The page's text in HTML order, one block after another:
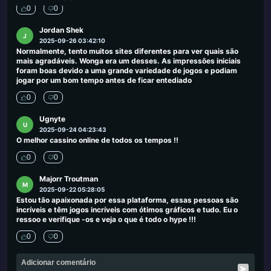
0 0
J
Jordan Shek
2025-09-26 03:42:10
Normalmente, tento muitos sites diferentes para ver quais são
mais agradáveis. Wonga era um desses. As impressões iniciais
foram boas devido a uma grande variedade de jogos e podiam
jogar por um bom tempo antes de ficar entediado
0 0
U
Ugnyte
2025-09-24 04:23:43
O melhor cassino online de todos os tempos !!
0 0
M
Majorr Troutman
2025-09-22 05:28:05
Estou tão apaixonada por essa plataforma, essas pessoas são
incríveis e têm jogos incríveis com ótimos gráficos e tudo. Eu o
ressoo e verifique -os e veja o que é todo o hype !!!
0 0